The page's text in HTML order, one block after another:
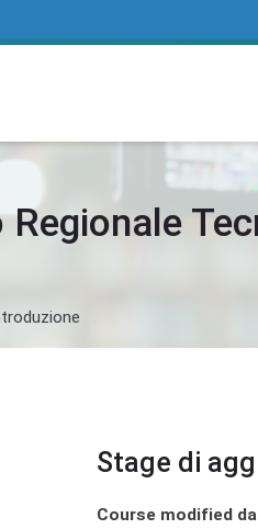
Stage di
Course modified